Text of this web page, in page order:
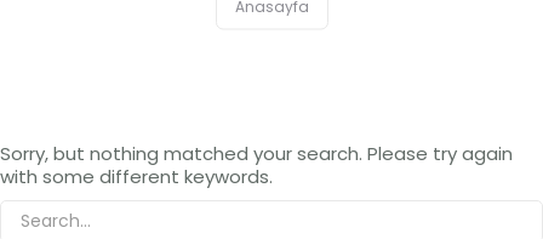
ZÜCDER
0
Anasayfa
Sorry, but nothing matched your search. Please try again
with some different keywords.